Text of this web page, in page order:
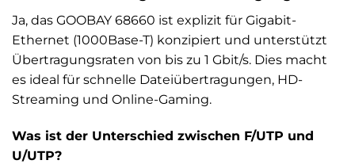
Ja, das GOOBAY 68660 ist explizit für Gigabit-
Ethernet (1000Base-T) konzipiert und unterstützt
Übertragungsraten von bis zu 1 Gbit/s. Dies macht
es ideal für schnelle Dateiübertragungen, HD-
Streaming und Online-Gaming.
Was ist der Unterschied zwischen F/UTP und
U/UTP?